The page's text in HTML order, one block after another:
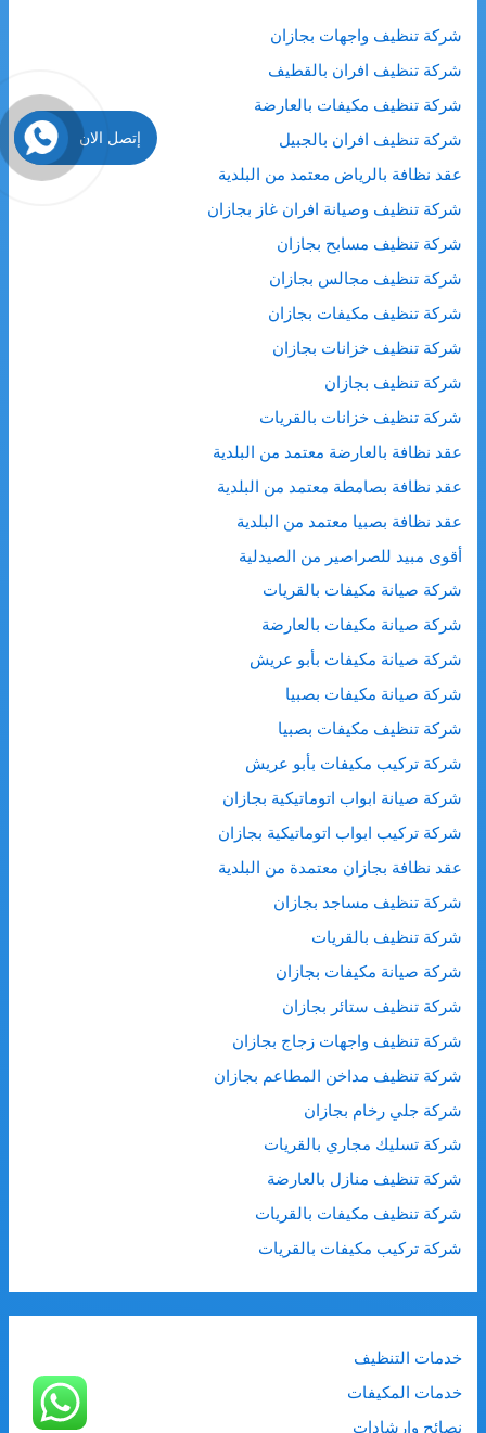
شركة تنظيف واجهات بجازان
شركة تنظيف افران بالقطيف
شركة تنظيف مكيفات بالعارضة
شركة تنظيف افران بالجبيل
عقد نظافة بالرياض معتمد من البلدية
شركة تنظيف وصيانة افران غاز بجازان
شركة تنظيف مسابح بجازان
شركة تنظيف مجالس بجازان
شركة تنظيف مكيفات بجازان
شركة تنظيف خزانات بجازان
شركة تنظيف بجازان
شركة تنظيف خزانات بالقريات
عقد نظافة بالعارضة معتمد من البلدية
عقد نظافة بصامطة معتمد من البلدية
عقد نظافة بصبيا معتمد من البلدية
أقوى مبيد للصراصير من الصيدلية
شركة صيانة مكيفات بالقريات
شركة صيانة مكيفات بالعارضة
شركة صيانة مكيفات بأبو عريش
شركة صيانة مكيفات بصبيا
شركة تنظيف مكيفات بصبيا
شركة تركيب مكيفات بأبو عريش
شركة صيانة ابواب اتوماتيكية بجازان
شركة تركيب ابواب اتوماتيكية بجازان
عقد نظافة بجازان معتمدة من البلدية
شركة تنظيف مساجد بجازان
شركة تنظيف بالقريات
شركة صيانة مكيفات بجازان
شركة تنظيف ستائر بجازان
شركة تنظيف واجهات زجاج بجازان
شركة تنظيف مداخن المطاعم بجازان
شركة جلي رخام بجازان
شركة تسليك مجاري بالقريات
شركة تنظيف منازل بالعارضة
شركة تنظيف مكيفات بالقريات
شركة تركيب مكيفات بالقريات
خدمات التنظيف
خدمات المكيفات
نصائح وارشادات
إتصل الان